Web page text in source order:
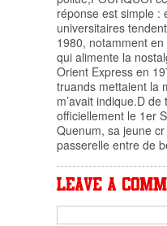
réponse est simple :
universitaires
1980, notamment
qui alimente la
Orient Express en
truands mettaient la
m’avait indique.D
officiellement le 1er
Quenum, sa jeune
passerelle entre de